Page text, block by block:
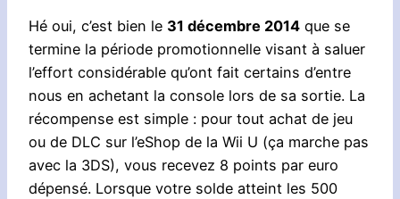
Hé oui, c’est bien le 31 décembre 2014 que se
termine la période promotionnelle visant à saluer
l’effort considérable qu’ont fait certains d’entre
nous en achetant la console lors de sa sortie. La
récompense est simple : pour tout achat de jeu
ou de DLC sur l’eShop de la Wii U (ça marche pas
avec la 3DS), vous recevez 8 points par euro
dépensé. Lorsque votre solde atteint les 500